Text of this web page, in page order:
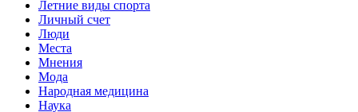
Летние виды спорта
Личный счет
Люди
Места
Мнения
Мода
Народная медицина
Наука